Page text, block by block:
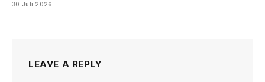
30 Juli 2026
LEAVE A REPLY